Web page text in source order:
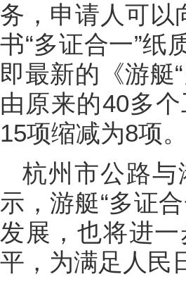
务，申请人可以
书“多证合一”纸
即最新的《游艇
由原来的40多
15项缩减为8项。
杭州市公路
示，游艇“多证
发展，也将进
平，为满足人民